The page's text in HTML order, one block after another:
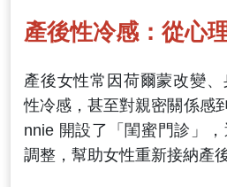
產後性冷感：從心
產後女性常因荷爾蒙改變
性冷感，甚至對親密關係感
nnie 開設了「閨蜜門診」
調整，幫助女性重新接納產